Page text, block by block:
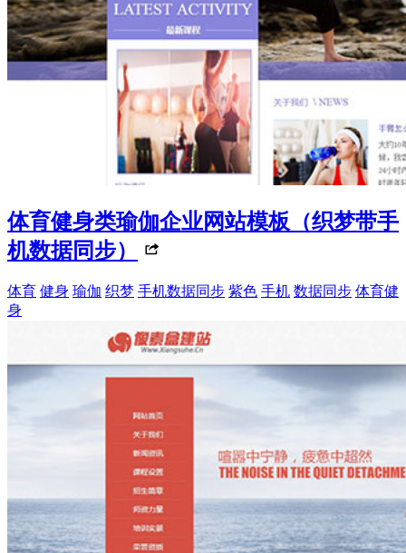
体育健身类瑜伽企业网站模板（织梦带手
机数据同步）
体育 健身 瑜伽 织梦 手机数据同步 紫色 手机 数据同步 体育健
身